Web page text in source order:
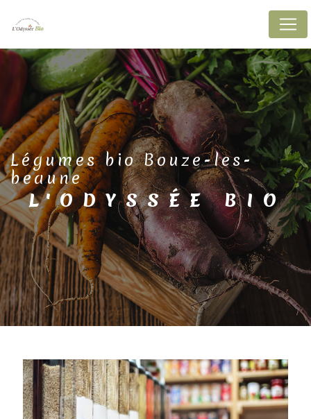
légumes bio Bouze-les-
beaune
L'ODYSSÉE BIO